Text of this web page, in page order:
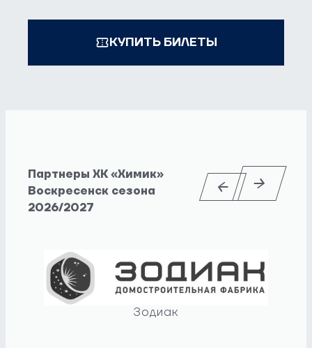
КУПИТЬ БИЛЕТЫ
Партнеры ХК «Химик»
Воскресенск сезона
2026/2027
Зодиак